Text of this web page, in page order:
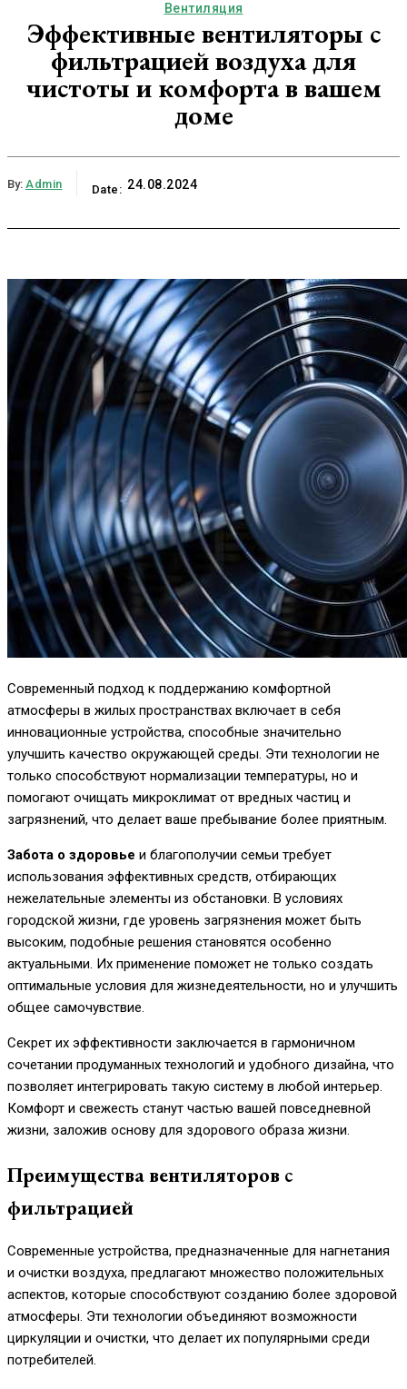
Вентиляция
Эффективные вентиляторы с
фильтрацией воздуха для
чистоты и комфорта в вашем
доме
By: Admin Date: 24.08.2024
Современный подход к поддержанию комфортной
атмосферы в жилых пространствах включает в себя
инновационные устройства, способные значительно
улучшить качество окружающей среды. Эти технологии не
только способствуют нормализации температуры, но и
помогают очищать микроклимат от вредных частиц и
загрязнений, что делает ваше пребывание более приятным.
Забота о здоровье и благополучии семьи требует
использования эффективных средств, отбирающих
нежелательные элементы из обстановки. В условиях
городской жизни, где уровень загрязнения может быть
высоким, подобные решения становятся особенно
актуальными. Их применение поможет не только создать
оптимальные условия для жизнедеятельности, но и улучшить
общее самочувствие.
Секрет их эффективности заключается в гармоничном
сочетании продуманных технологий и удобного дизайна, что
позволяет интегрировать такую систему в любой интерьер.
Комфорт и свежесть станут частью вашей повседневной
жизни, заложив основу для здорового образа жизни.
Преимущества вентиляторов с
фильтрацией
Современные устройства, предназначенные для нагнетания
и очистки воздуха, предлагают множество положительных
аспектов, которые способствуют созданию более здоровой
атмосферы. Эти технологии объединяют возможности
циркуляции и очистки, что делает их популярными среди
потребителей.